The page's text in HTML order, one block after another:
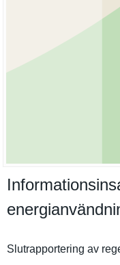
Slutrappor­tering av